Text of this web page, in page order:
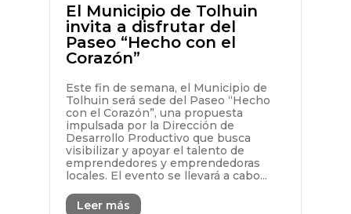
El Municipio de Tolhuin
invita a disfrutar del
Paseo “Hecho con el
Corazón”
Este fin de semana, el Municipio de
Tolhuin será sede del Paseo “Hecho
con el Corazón”, una propuesta
impulsada por la Dirección de
Desarrollo Productivo que busca
visibilizar y apoyar el talento de
emprendedores y emprendedoras
locales. El evento se llevará a cabo...
Leer más